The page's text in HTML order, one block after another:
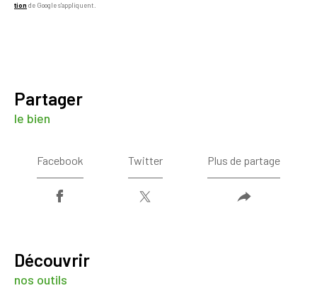
tion de Google s'appliquent.
partager
le bien
Facebook Twitter Plus de partage
découvrir
nos outils